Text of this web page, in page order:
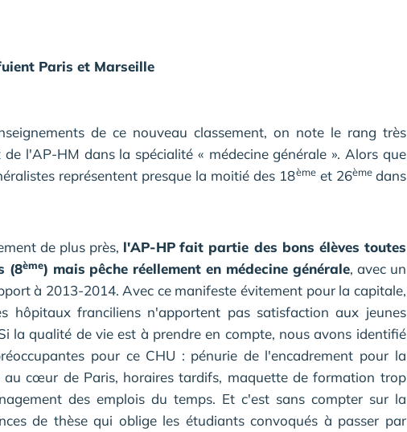
Paris et Marseille
de ce nouveau classement, on note le rang très
l'AP-HM dans la spécialité « médecine générale ». Alors que
représentent presque la moitié des 18èmeet 26ème dans
de plus près, l'AP-HP fait partie des bons élèves toutes
(8ème) mais pêche réellement en médecine générale, avec un
à 2013-2014. Avec ce manifeste évitement pour la capitale,
hôpitaux franciliens n'apportent pas satisfaction aux jeunes
la qualité de vie est à prendre en compte, nous avons identifié
pour ce CHU : pénurie de l'encadrement pour la
au cœur de Paris, horaires tardifs, maquette de formation trop
des emplois du temps. Et c'est sans compter sur la
de thèse qui oblige les étudiants convoqués à passer par